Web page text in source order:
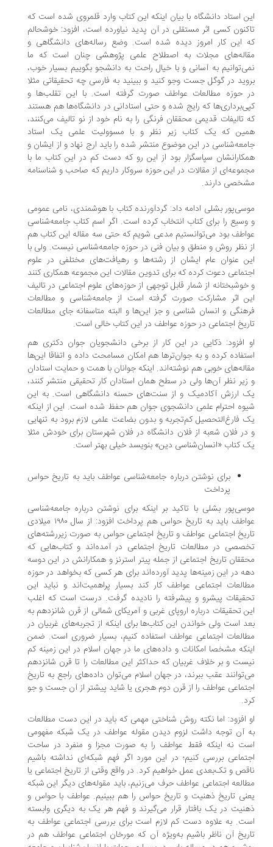
استاد دانشگاه با بیان اینکه این کتاب وارد قلمروی شده است که
کسی اثر مستقلی در آن پدید نیاورده است، افزود: خوشحالم
این کار امروز دیده شده است. وضع رساله‌های دانشگاهی و
مجلات به اصطلاح علمی پژوهشی چنان است که ما
به آسانی و با خیال راحت به دانشجو بگوییم بسیار خوب،
در گوگل جست وجو کنید و ببینید به فارسی چه تحقیقاتی مثلا
حوزه مطالعات عواطف صورت گرفته است. با این تقلب‌ها و
که رایج شده و حتی استادانی در دانشگاه‌ها هم هستند
تالیفات قدیمی محققان فرنگی را به نام خود از نو تالیف می‌کنند،
که یک کتاب زیر نظر و با مسوولیت علمی یک استاد
در این موضوع منتشر شده را باید ارج نهاد و از ایشان و
سپاسگزار بود از این رو که دست کم در این کتاب ما با
از مقالات در این حوزه سروکار داریم که صاحب و شناسنامه
دارند.
بشلی ادامه داد: گردآورنده کتاب با هوشمندی، نامی عمومی
را برای کتاب انتخاب کرده است. اگر اسم کتاب جامعه‌شناسی
بود می‌توانستیم مدعی شویم که حتی سه مقاله این کتاب هم
نظر روش و منطق و بیان فنی در حوزه جامعه‌شناسی نیست. ولی با
عنوان عام ایشان از رشته‌ها و رهیافت‌های مختلفی در علوم
دعوت کرده که برای تدوین مقالات این مجموعه همکاری کنند
از شمار قابل توجهی از حوزه‌های علوم اجتماعی در تالیف
اثر مشارکت صورت گرفته است از جامعه‌شناسی و مطالعات
و انسان شناسی و جز این‌ها و البته متاسفانه جای مطالعات
اجتماعی در حوزه عواطف در این کتاب خالی است.
افزود: ذکایی در این کار از برخی دانشجویان جوان دکتری هم
کرده و به جوان‌ترها هم امکان مسامحت داده و اتفاقا این‌ها
خوبی هم نوشته‌اند. اینکه جوانان با همت و حمایت استادان
نظر آن‌ها ولی در سطح همان استادان کار تحقیقی منتشر کنند،
ارزش آکادمیک و از سنت‌های حسنه دانشگاهی است. به این
احترام علمی دانشجوی جوان هم حفظ شده است. این از اینکه
فارغ‌التحصیل کم‌تجربه و بدون بضاعت علمی لازم برود به تنهایی
فلان شعبه از فلان دانشگاه در فلان شهرستان برای خودش مثلا
کتاب «انسان‌شناسی دین» بنویسد خیلی بهتر است.
برای نوشتن درباره جامعه‌شناسی عواطف باید به تاریخ حواس
پرداخت
بشلی با تاکید بر اینکه برای نوشتن درباره جامعه‌شناسی
عواطف باید به تاریخ حواس هم پرداخت افزود: از سال ۱۹۸۰ میلادی
اجتماعی عواطف و تاریخ اجتماعی حواس به صورت زیررشته‌های
در مطالعات تاریخ اجتماعی در آمده‌اند و کتاب‌هایی که
تاریخ اجتماعی از جمله پیتر استرنز و همکارانش در این دوسه
در این زمینه‌ها پدید آورده‌اند برای هر کسی که بخواهد در حوزه
اجتماعی عواطف کار کند بسیار پراهمیت‌اند و نباید این
پیشرو و پیشرفته را نادیده گرفت. درست است که اغلب
تحقیقات درباره اروپای غربی و آمریکای شمالی از قرن شانزدهم به
است ولی خواندن این کتاب‌ها برای اینکه از تجربه‌های غربیان در
اجتماعی عواطف استفاده کنیم، بسیار ضروری است. ضمن
مشخصا امکانات و داده‌های ما در جهان اسلام در این زمینه کم
و بر خلاف غربیان که حداکثر این مطالعات را تا قرن شانزدهم
عقب ببرند، در جهان اسلام می‌توان داده‌های راجع به تاریخ
عواطف را از قرن دوم هجری یا شاید پیشتر از آن جست و جو
افزود: اما نکته روش شناختی مهمی که باید در این دست مطالعات
آن توجه داشت لزوم دیدن مقوله عواطف در یک شبکه مفهومی
نه اینکه فقط عواطف را به صورت مجزا و منفرد در ساحت
بررسی کنیم؛ در این مورد اگر فهم شبکه‌ای نداشته باشیم
و تک‌بعدی عمل خواهیم کرد. در واقع وقتی از تاریخ اجتماعی یا
اجتماعی عواطف حرف می‌زنیم، باید مقوله‌های دیگر این شبکه
تاریخ ذهنیت و تاریخ حواس را هم ببینیم. عواطف با حواس و
در یک بافتار قرار می‌گیرند و فهم هر یک به دیگری وابسته
به علاوه دست کم لازم است برای بررسی اجتماعی عواطف به
آن ناظر باشیم به‌ویژه آن که مورخان اجتماعی عواطف هم در